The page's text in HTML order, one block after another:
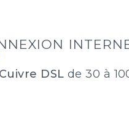
Cuivre DSL de 30 à